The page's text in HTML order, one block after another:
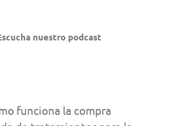
nuestro podcast
funciona la compra